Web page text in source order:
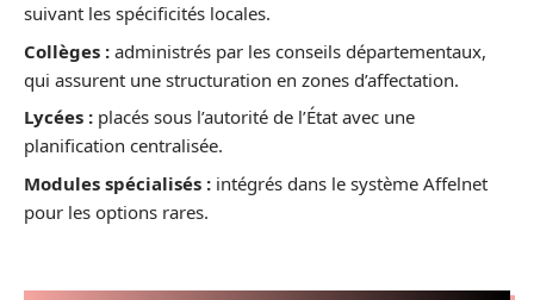
suivant les spécificités locales.
Collèges : administrés par les conseils départementaux,
qui assurent une structuration en zones d’affectation.
Lycées : placés sous l’autorité de l’État avec une
planification centralisée.
Modules spécialisés : intégrés dans le système Affelnet
pour les options rares.